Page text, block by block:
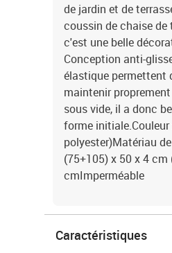
de jardin et de
coussin de chaise de
c'est une belle
Conception anti-
élastique permettent
maintenir
sous vide, il a donc
forme
polyester)Matériau
(75+105) x 50 x 4
cmImperméable
Caractéristiques